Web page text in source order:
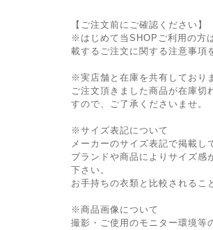
【ご注文前にご確認ください】
※はじめて当SHOPご利用の方
載するご注文に関する注意事項
※実店舗と在庫を共有しており
ご注文頂きました商品が在庫切
すので、ご了承くださいませ。
※サイズ表記について
メーカーのサイズ表記で掲載し
ブランドや商品によりサイズ感
下さい。
お手持ちの衣類と比較されるこ
※商品画像について
撮影・ご使用のモニター環境等